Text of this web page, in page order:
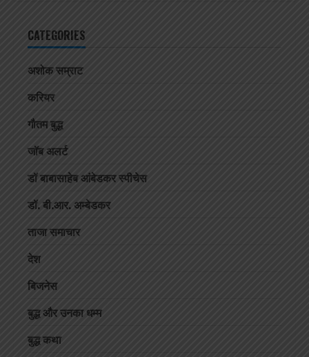
CATEGORIES
अशोक सम्राट
करियर
गौतम बुद्ध
जॉब अलर्ट
डॉ बाबासाहेब आंबेडकर स्पीचेस
डॉ. बी.आर. अम्बेडकर
ताजा समाचार
देश
बिजनेस
बुद्ध और उनका धम्म
बुद्ध कथा